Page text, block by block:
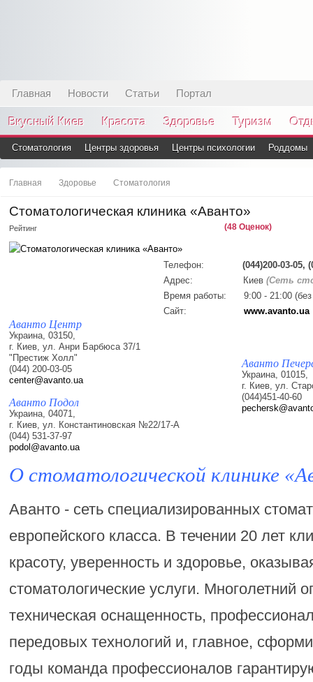
Главная Новости Статьи Портал
Вкусный Киев Красота Здоровье Туризм
Стоматология Центры здоровья Центры психологии Роддомы
Главная Здоровье Стоматология
Стоматологическая клиника «Аванто»
Рейтинг (48 Оценок)
Телефон:
(044)200-03-05,
Адрес:
Киев (Сеть
Время работы:
9:00 - 21:00
Сайт:
www.avanto.ua
Аванто Центр
Украина, 03150,
г. Киев, ул. Анри Барбюса 37/1
"Престиж Холл"
(044) 200-03-05
center@avanto.ua
Аванто Подол
Украина, 04071,
г. Киев, ул. Константиновская №22/17-А
(044) 531-37-97
podol@avanto.ua
Аванто
Украина, 01015,
г. Киев, ул.
(044)451-40-60
О cтоматологической клинике
Аванто - сеть специализированных
европейского класса. В течении 20 лет
красоту, уверенность и здоровье,
стоматологические услуги. Многолетний
техническая оснащенность,
передовых технологий и, главное,
годы команда профессионалов